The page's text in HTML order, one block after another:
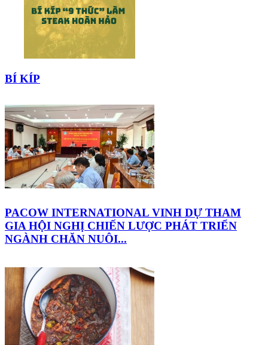
BÍ KÍP
PACOW INTERNATIONAL VINH DỰ THAM
GIA HỘI NGHỊ CHIẾN LƯỢC PHÁT TRIỂN
NGÀNH CHĂN NUÔI...